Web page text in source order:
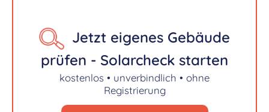
Jetzt eigenes Gebäude
prüfen - Solarcheck starten
kostenlos • unverbindlich • ohne
Registrierung